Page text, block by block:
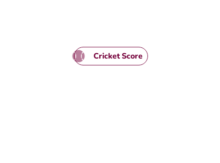
Cricket Score